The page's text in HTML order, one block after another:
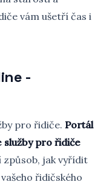
vám ušetří čas i
-
pro řidiče. Portál
služby pro řidiče
jak vyřídit
řidičského